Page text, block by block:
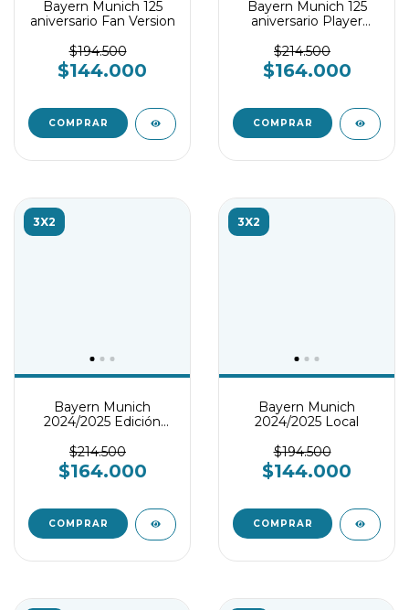
Bayern Munich 125
aniversario Fan Version
$194.500
$144.000
COMPRAR
Bayern Munich 125
aniversario Player
$214.500
$164.000
COMPRAR
3X2
Bayern Munich
2024/2025 Edición
Oktoberfest - Player
Version
$214.500
$164.000
COMPRAR
3X2
Bayern Munich
2024/2025 Local
$194.500
$144.000
COMPRAR